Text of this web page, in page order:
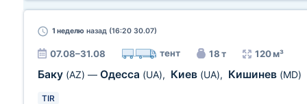
1 неделю назад (16:20 30.07)
07.08–31.08 тент 18 т 120 м³
Баку (AZ) — Одесса (UA), Киев (UA), Кишинев (MD)
TIR